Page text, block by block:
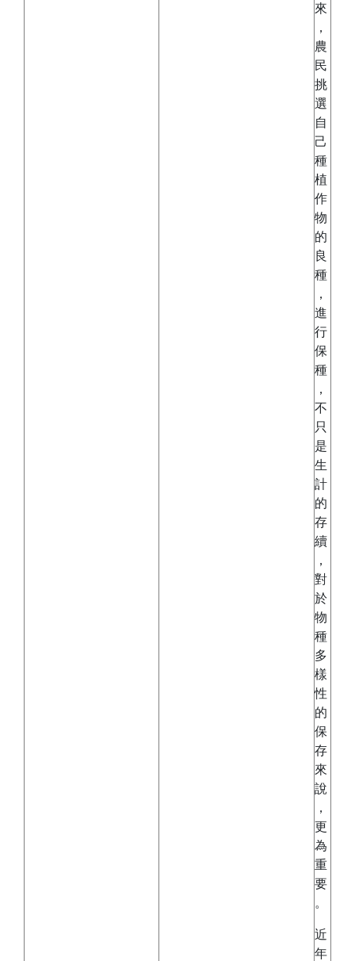
來
，
農
民
挑
選
自
己
種
植
作
物
的
良
種
，
進
行
保
種
，
不
只
是
生
計
的
存
續
，
對
於
物
種
多
樣
性
的
保
存
來
說
，
更
為
重
要
。
近
年